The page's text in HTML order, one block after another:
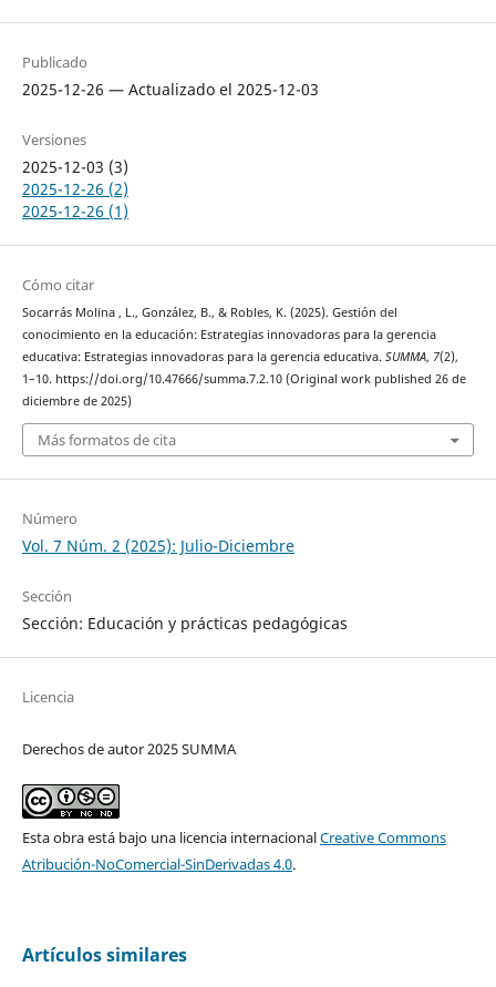
Publicado
2025-12-26 — Actualizado el 2025-12-03
Versiones
2025-12-03 (3)
2025-12-26 (2)
2025-12-26 (1)
Cómo citar
Socarrás Molina , L., González, B., & Robles, K. (2025). Gestión del
conocimiento en la educación: Estrategias innovadoras para la gerencia
educativa: Estrategias innovadoras para la gerencia educativa. SUMMA, 7(2),
1–10. https://doi.org/10.47666/summa.7.2.10 (Original work published 26 de
diciembre de 2025)
Más formatos de cita
Número
Vol. 7 Núm. 2 (2025): Julio-Diciembre
Sección
Sección: Educación y prácticas pedagógicas
Licencia
Derechos de autor 2025 SUMMA
Esta obra está bajo una licencia internacionalCreative Commons
Atribución-NoComercial-SinDerivadas 4.0.
Artículos similares